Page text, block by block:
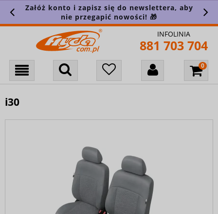
Załóż konto i zapisz się do newslettera, aby
nie przegapić nowości! 🎁
INFOLINIA
881 703 704
i30